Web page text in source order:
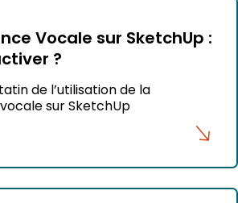
Vocale sur SketchUp :
?
de l’utilisation de la
sur SketchUp